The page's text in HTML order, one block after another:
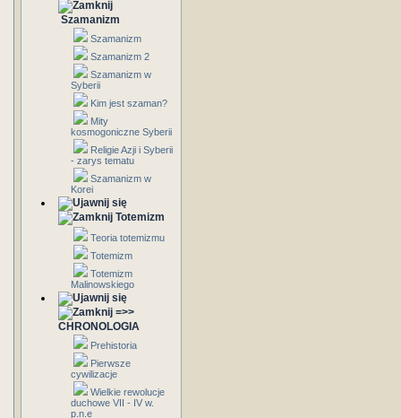
Szamanizm
Szamanizm
Szamanizm 2
Szamanizm w
Syberii
Kim jest szaman?
Mity
kosmogoniczne Syberii
Religie Azji i Syberii
- zarys tematu
Szamanizm w
Korei
Totemizm
Teoria totemizmu
Totemizm
Totemizm
Malinowskiego
=>>
CHRONOLOGIA
Prehistoria
Pierwsze
cywilizacje
Wielkie rewolucje
duchowe VII - IV w.
p.n.e